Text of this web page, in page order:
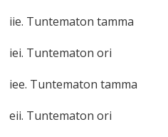
iie. Tuntematon tamma
iei. Tuntematon ori
iee. Tuntematon tamma
eii. Tuntematon ori